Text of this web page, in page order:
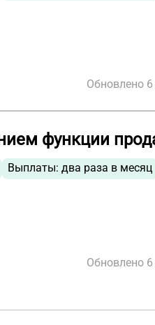
Обновлено 6
функции
Выплаты: два раза в месяц
Обновлено 6